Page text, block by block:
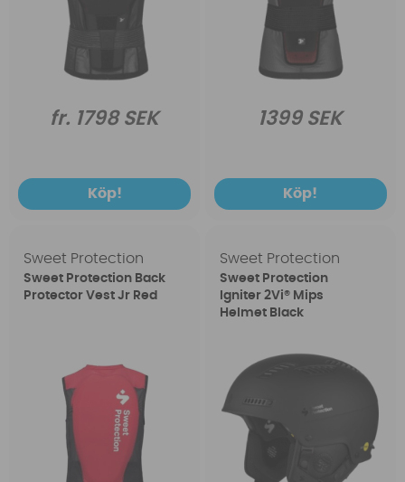
fr. 1798 SEK
Köp!
1399 SEK
Köp!
Sweet Protection
Sweet Protection Back
Protector Vest Jr Red
Sweet Protection
Sweet Protection
Igniter 2Vi® Mips
Helmet Black